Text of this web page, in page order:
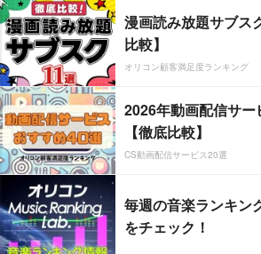
漫画読み放題サブス
比較】
オリコン顧客満足度ランキング
2026年動画配信サ
【徹底比較】
CS動画配信サービス20選
毎週の音楽ランキン
をチェック！